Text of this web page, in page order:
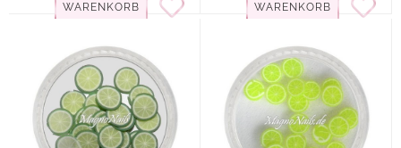
WARENKORB WARENKORB